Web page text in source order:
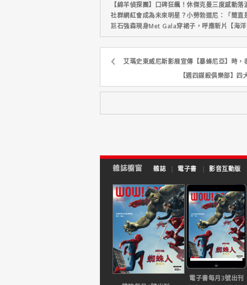
【綿羊偵探團】口碑狂飆！休傑克曼三度感動落
社群網紅會成為未來明星？小勞勃道尼：「簡直
巨石強森現身Met Gala穿裙子，呼應新片【海洋
艾瑪史東威尼斯影展宣傳【暴蜂尼亞】時，
【週四謀殺俱樂部】
雜誌櫥窗 雜誌 | 電子書 | 影音互動版
電子書每月3號出刊